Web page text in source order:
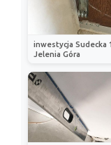
inwestycja Sudecka
Jelenia Góra